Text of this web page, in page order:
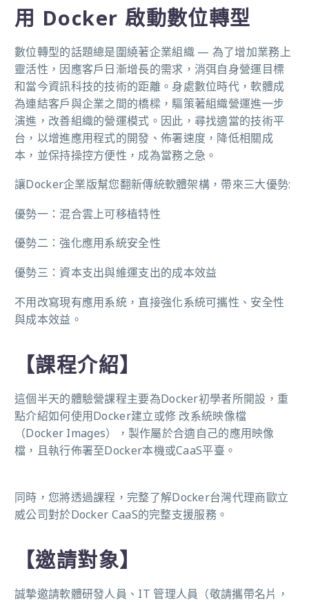
用 Docker啟動數位轉型
數位轉型的話題總是圍繞著企業組織— 為了增加業務上
靈活性，因應客戶日漸增長的需求，消弭自身營運目標
和當今資訊科技的技術的距離。身處數位時代，軟體成
為連結客戶與企業之間的橋樑，驅策著組織營運進一步
演進，改善組織的營運模式。因此，尋找適當的技術平
台，以增進應用程式的開發、佈署速度，降低相關成
本，並保持操控方便性，成為當務之急。
讓Docker企業版幫您翻新傳統軟體架構，帶來三大優勢:
優勢一：混合雲上可移植特性
優勢二：強化應用系統安全性
優勢三：資本支出與維運支出的成本效益
不用改寫現有應用系統，直接強化系統可攜性、安全性
與成本效益。
【課程介紹】
這個半天的體驗營課程主要為Docker初學者所開設 ， 重
點介紹如何使用Docker建立或修 改系統映像檔
（Docker Images）， 製作屬於合適自己的應用映像
檔 ， 且執行佈署至Docker本機或CaaS平臺 。
同時 ， 您將透過課程 ， 完整了解Docker台灣代理商歐立
威公司對於Docker CaaS的完整支援服務。
【邀請對象】
誠摯邀請軟體研發人員、 IT 管理人員 （敬請攜帶名片，